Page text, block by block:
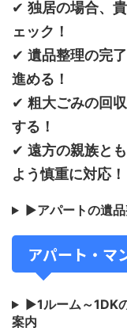
✔ 独居の場合、
ェック！
✔ 遺品整理の完
進める！
✔ 粗大ごみの回
する！
✔ 遠方の親族と
よう慎重に対応！
▶アパートの遺
アパート・マ
▶1ルーム～1DK
案内